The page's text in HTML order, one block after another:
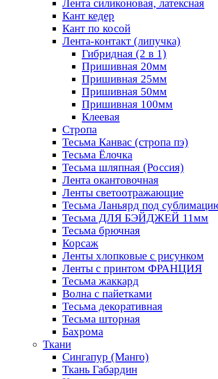
Лента силиконовая, латексная
Кант кедер
Кант по косой
Лента-контакт (липучка)
Гибридная (2 в 1)
Пришивная 20мм
Пришивная 25мм
Пришивная 50мм
Пришивная 100мм
Клеевая
Стропа
Тесьма Канвас (стропа пэ)
Тесьма Ёлочка
Тесьма шляпная (Россия)
Лента окантовочная
Ленты светоотражающие
Тесьма Ланьярд под
Тесьма ДЛЯ БЭЙДЖЕЙ 11мм
Тесьма брючная
Корсаж
Ленты хлопковые с рисунком
Ленты с принтом ФРАНЦИЯ
Тесьма жаккард
Волна с пайетками
Тесьма декоративная
Тесьма шторная
Бахрома
Ткани
Сингапур (Манго)
Ткань Габардин